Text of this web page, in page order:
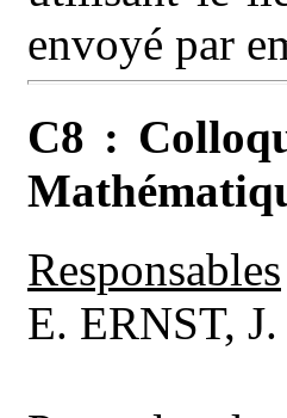
envoyé par
C8 :
Responsables
E. ERNST,